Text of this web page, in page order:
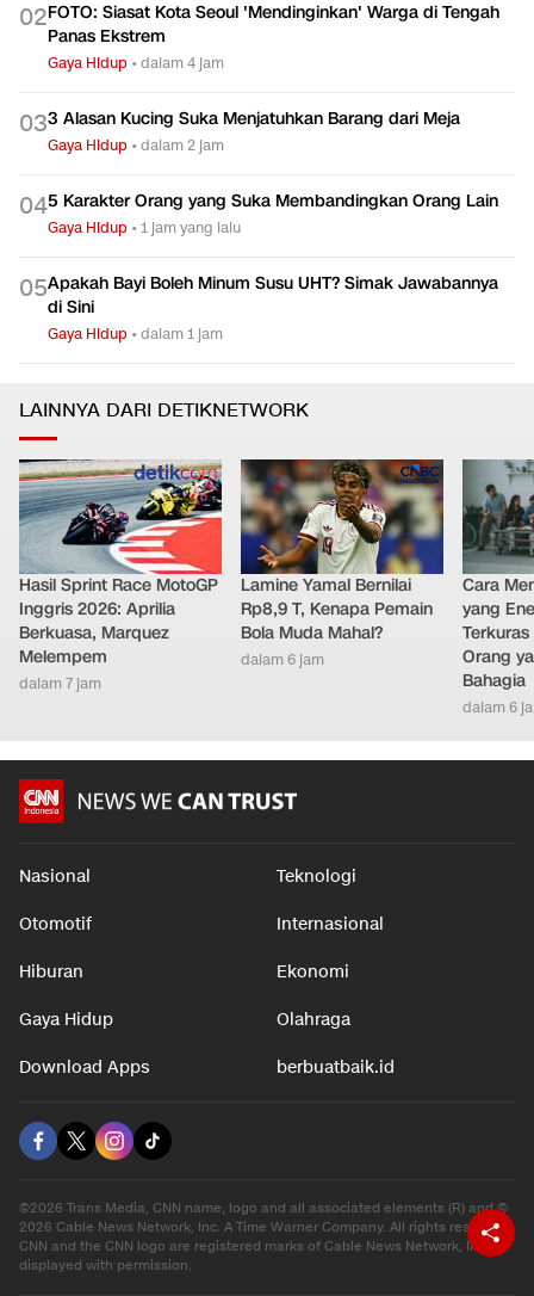
02FOTO: Siasat Kota Seoul 'Mendinginkan' Warga di Tengah
Panas Ekstrem
Gaya Hidup •dalam 4 jam
033 Alasan Kucing Suka Menjatuhkan Barang dari Meja
Gaya Hidup •dalam 2 jam
045 Karakter Orang yang Suka Membandingkan Orang Lain
Gaya Hidup •1 jam yang lalu
05Apakah Bayi Boleh Minum Susu UHT? Simak Jawabannya
di Sini
Gaya Hidup •dalam 1 jam
LAINNYA DARI DETIKNETWORK
Hasil Sprint Race MotoGP
Inggris 2026: Aprilia
Berkuasa, Marquez
Melempem
dalam 7 jam
Lamine Yamal Bernilai
Rp8,9 T, Kenapa Pemain
Bola Muda Mahal?
dalam 6 jam
Cara
yang
Orang
Bahagia
dalam 6
Nasional Teknologi
Otomotif Internasional
Hiburan Ekonomi
Gaya Hidup Olahraga
Download Apps berbuatbaik.id
©2026 Trans Media, CNN name, logo and all associated elements (R) and ©
2026 Cable News Network, Inc. A Time Warner Company. All rights reserved.
CNN and the CNN logo are registered marks of Cable News Network, Inc.,
displayed with permission.